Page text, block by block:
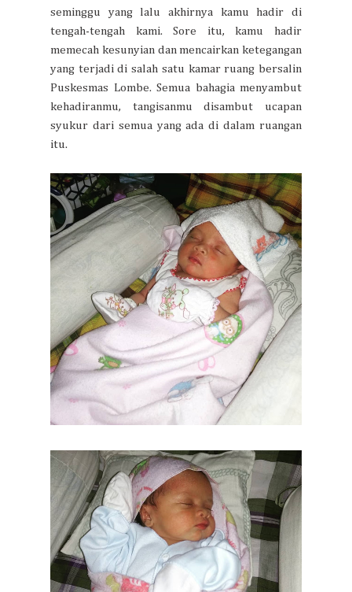
seminggu yang lalu akhirnya kamu hadir di
tengah-tengah kami. Sore itu, kamu hadir
memecah kesunyian dan mencairkan ketegangan
yang terjadi di salah satu kamar ruang bersalin
Puskesmas Lombe. Semua bahagia menyambut
kehadiranmu, tangisanmu disambut ucapan
syukur dari semua yang ada di dalam ruangan
itu.